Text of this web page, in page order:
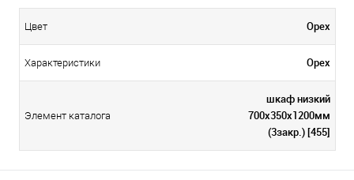
Цвет Орех
Характеристики Орех
Элемент каталога
шкаф низкий
700х350х1200мм
(3закр.) [455]